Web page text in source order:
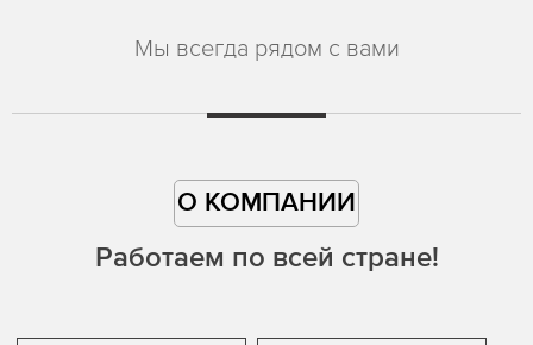
Мы всегда рядом с вами
О КОМПАНИИ
Работаем по всей стране!